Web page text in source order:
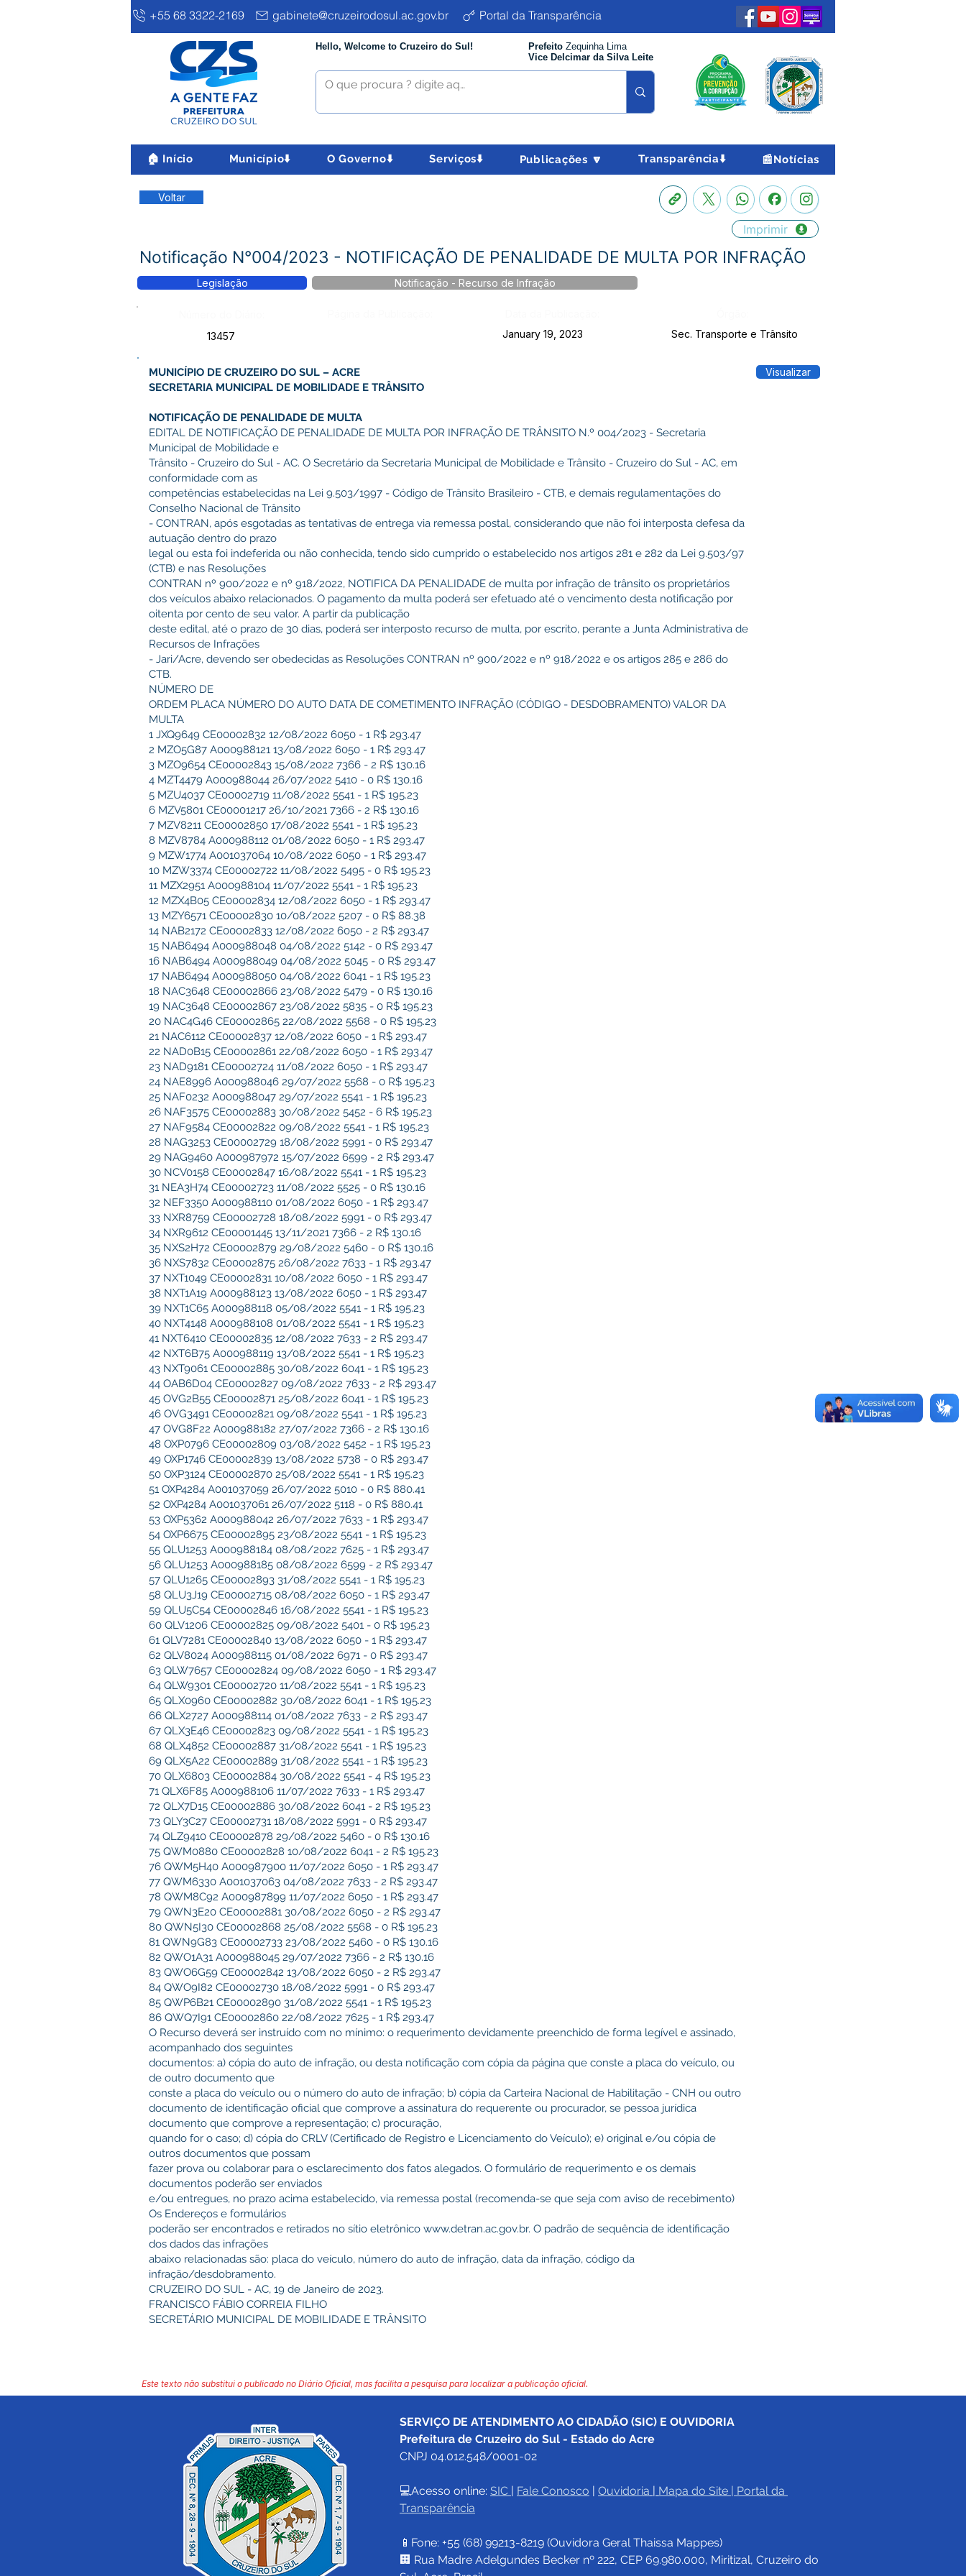
+55 68 3322-2169 gabinete@cruzeirodosul.ac.gov.br Portal da Transparência
Hello, Welcome to Cruzeiro do Sul! Prefeito Zequinha Lima
Vice Delcimar da Silva Leite
🏠 Início Município⬇️ O Governo⬇️ Serviços⬇️ Publicações 🔽 Transparência⬇️ 📰Notícias
Voltar
Imprimir
Notificação N°004/2023 - NOTIFICAÇÃO DE PENALIDADE DE MULTA POR INFRAÇÃO
Legislação Notificação - Recurso de Infração
13457
January 19, 2023 Sec. Transporte e Trânsito
MUNICÍPIO DE CRUZEIRO DO SUL – ACRE
SECRETARIA MUNICIPAL DE MOBILIDADE E TRÂNSITO
NOTIFICAÇÃO DE PENALIDADE DE MULTA
EDITAL DE NOTIFICAÇÃO DE PENALIDADE DE MULTA POR INFRAÇÃO DE TRÂNSITO N.º 004/2023 - Secretaria
Municipal de Mobilidade e
Trânsito - Cruzeiro do Sul - AC. O Secretário da Secretaria Municipal de Mobilidade e Trânsito - Cruzeiro do Sul - AC, em
conformidade com as
competências estabelecidas na Lei 9.503/1997 - Código de Trânsito Brasileiro - CTB, e demais regulamentações do
Conselho Nacional de Trânsito
- CONTRAN, após esgotadas as tentativas de entrega via remessa postal, considerando que não foi interposta defesa da
autuação dentro do prazo
legal ou esta foi indeferida ou não conhecida, tendo sido cumprido o estabelecido nos artigos 281 e 282 da Lei 9.503/97
(CTB) e nas Resoluções
CONTRAN nº 900/2022 e nº 918/2022, NOTIFICA DA PENALIDADE de multa por infração de trânsito os proprietários
dos veículos abaixo relacionados. O pagamento da multa poderá ser efetuado até o vencimento desta notificação por
oitenta por cento de seu valor. A partir da publicação
deste edital, até o prazo de 30 dias, poderá ser interposto recurso de multa, por escrito, perante a Junta Administrativa de
Recursos de Infrações
- Jari/Acre, devendo ser obedecidas as Resoluções CONTRAN nº 900/2022 e nº 918/2022 e os artigos 285 e 286 do
CTB.
NÚMERO DE
ORDEM PLACA NÚMERO DO AUTO DATA DE COMETIMENTO INFRAÇÃO (CÓDIGO - DESDOBRAMENTO) VALOR DA
MULTA
1 JXQ9649 CE00002832 12/08/2022 6050 - 1 R$ 293.47
2 MZO5G87 A000988121 13/08/2022 6050 - 1 R$ 293.47
3 MZO9654 CE00002843 15/08/2022 7366 - 2 R$ 130.16
4 MZT4479 A000988044 26/07/2022 5410 - 0 R$ 130.16
5 MZU4037 CE00002719 11/08/2022 5541 - 1 R$ 195.23
6 MZV5801 CE00001217 26/10/2021 7366 - 2 R$ 130.16
7 MZV8211 CE00002850 17/08/2022 5541 - 1 R$ 195.23
8 MZV8784 A000988112 01/08/2022 6050 - 1 R$ 293.47
9 MZW1774 A001037064 10/08/2022 6050 - 1 R$ 293.47
10 MZW3374 CE00002722 11/08/2022 5495 - 0 R$ 195.23
11 MZX2951 A000988104 11/07/2022 5541 - 1 R$ 195.23
12 MZX4B05 CE00002834 12/08/2022 6050 - 1 R$ 293.47
13 MZY6571 CE00002830 10/08/2022 5207 - 0 R$ 88.38
14 NAB2172 CE00002833 12/08/2022 6050 - 2 R$ 293.47
15 NAB6494 A000988048 04/08/2022 5142 - 0 R$ 293.47
16 NAB6494 A000988049 04/08/2022 5045 - 0 R$ 293.47
17 NAB6494 A000988050 04/08/2022 6041 - 1 R$ 195.23
18 NAC3648 CE00002866 23/08/2022 5479 - 0 R$ 130.16
19 NAC3648 CE00002867 23/08/2022 5835 - 0 R$ 195.23
20 NAC4G46 CE00002865 22/08/2022 5568 - 0 R$ 195.23
21 NAC6112 CE00002837 12/08/2022 6050 - 1 R$ 293.47
22 NAD0B15 CE00002861 22/08/2022 6050 - 1 R$ 293.47
23 NAD9181 CE00002724 11/08/2022 6050 - 1 R$ 293.47
24 NAE8996 A000988046 29/07/2022 5568 - 0 R$ 195.23
25 NAF0232 A000988047 29/07/2022 5541 - 1 R$ 195.23
26 NAF3575 CE00002883 30/08/2022 5452 - 6 R$ 195.23
27 NAF9584 CE00002822 09/08/2022 5541 - 1 R$ 195.23
28 NAG3253 CE00002729 18/08/2022 5991 - 0 R$ 293.47
29 NAG9460 A000987972 15/07/2022 6599 - 2 R$ 293.47
30 NCV0158 CE00002847 16/08/2022 5541 - 1 R$ 195.23
31 NEA3H74 CE00002723 11/08/2022 5525 - 0 R$ 130.16
32 NEF3350 A000988110 01/08/2022 6050 - 1 R$ 293.47
33 NXR8759 CE00002728 18/08/2022 5991 - 0 R$ 293.47
34 NXR9612 CE00001445 13/11/2021 7366 - 2 R$ 130.16
35 NXS2H72 CE00002879 29/08/2022 5460 - 0 R$ 130.16
36 NXS7832 CE00002875 26/08/2022 7633 - 1 R$ 293.47
37 NXT1049 CE00002831 10/08/2022 6050 - 1 R$ 293.47
38 NXT1A19 A000988123 13/08/2022 6050 - 1 R$ 293.47
39 NXT1C65 A000988118 05/08/2022 5541 - 1 R$ 195.23
40 NXT4148 A000988108 01/08/2022 5541 - 1 R$ 195.23
41 NXT6410 CE00002835 12/08/2022 7633 - 2 R$ 293.47
42 NXT6B75 A000988119 13/08/2022 5541 - 1 R$ 195.23
43 NXT9061 CE00002885 30/08/2022 6041 - 1 R$ 195.23
44 OAB6D04 CE00002827 09/08/2022 7633 - 2 R$ 293.47
45 OVG2B55 CE00002871 25/08/2022 6041 - 1 R$ 195.23
46 OVG3491 CE00002821 09/08/2022 5541 - 1 R$ 195.23
47 OVG8F22 A000988182 27/07/2022 7366 - 2 R$ 130.16
48 OXP0796 CE00002809 03/08/2022 5452 - 1 R$ 195.23
49 OXP1746 CE00002839 13/08/2022 5738 - 0 R$ 293.47
50 OXP3124 CE00002870 25/08/2022 5541 - 1 R$ 195.23
51 OXP4284 A001037059 26/07/2022 5010 - 0 R$ 880.41
52 OXP4284 A001037061 26/07/2022 5118 - 0 R$ 880.41
53 OXP5362 A000988042 26/07/2022 7633 - 1 R$ 293.47
54 OXP6675 CE00002895 23/08/2022 5541 - 1 R$ 195.23
55 QLU1253 A000988184 08/08/2022 7625 - 1 R$ 293.47
56 QLU1253 A000988185 08/08/2022 6599 - 2 R$ 293.47
57 QLU1265 CE00002893 31/08/2022 5541 - 1 R$ 195.23
58 QLU3J19 CE00002715 08/08/2022 6050 - 1 R$ 293.47
59 QLU5C54 CE00002846 16/08/2022 5541 - 1 R$ 195.23
60 QLV1206 CE00002825 09/08/2022 5401 - 0 R$ 195.23
61 QLV7281 CE00002840 13/08/2022 6050 - 1 R$ 293.47
62 QLV8024 A000988115 01/08/2022 6971 - 0 R$ 293.47
63 QLW7657 CE00002824 09/08/2022 6050 - 1 R$ 293.47
64 QLW9301 CE00002720 11/08/2022 5541 - 1 R$ 195.23
65 QLX0960 CE00002882 30/08/2022 6041 - 1 R$ 195.23
66 QLX2727 A000988114 01/08/2022 7633 - 2 R$ 293.47
67 QLX3E46 CE00002823 09/08/2022 5541 - 1 R$ 195.23
68 QLX4852 CE00002887 31/08/2022 5541 - 1 R$ 195.23
69 QLX5A22 CE00002889 31/08/2022 5541 - 1 R$ 195.23
70 QLX6803 CE00002884 30/08/2022 5541 - 4 R$ 195.23
71 QLX6F85 A000988106 11/07/2022 7633 - 1 R$ 293.47
72 QLX7D15 CE00002886 30/08/2022 6041 - 2 R$ 195.23
73 QLY3C27 CE00002731 18/08/2022 5991 - 0 R$ 293.47
74 QLZ9410 CE00002878 29/08/2022 5460 - 0 R$ 130.16
75 QWM0880 CE00002828 10/08/2022 6041 - 2 R$ 195.23
76 QWM5H40 A000987900 11/07/2022 6050 - 1 R$ 293.47
77 QWM6330 A001037063 04/08/2022 7633 - 2 R$ 293.47
78 QWM8C92 A000987899 11/07/2022 6050 - 1 R$ 293.47
79 QWN3E20 CE00002881 30/08/2022 6050 - 2 R$ 293.47
80 QWN5I30 CE00002868 25/08/2022 5568 - 0 R$ 195.23
81 QWN9G83 CE00002733 23/08/2022 5460 - 0 R$ 130.16
82 QWO1A31 A000988045 29/07/2022 7366 - 2 R$ 130.16
83 QWO6G59 CE00002842 13/08/2022 6050 - 2 R$ 293.47
84 QWO9I82 CE00002730 18/08/2022 5991 - 0 R$ 293.47
85 QWP6B21 CE00002890 31/08/2022 5541 - 1 R$ 195.23
86 QWQ7I91 CE00002860 22/08/2022 7625 - 1 R$ 293.47
O Recurso deverá ser instruído com no mínimo: o requerimento devidamente preenchido de forma legível e assinado,
acompanhado dos seguintes
documentos: a) cópia do auto de infração, ou desta notificação com cópia da página que conste a placa do veículo, ou
de outro documento que
conste a placa do veículo ou o número do auto de infração; b) cópia da Carteira Nacional de Habilitação - CNH ou outro
documento de identificação oficial que comprove a assinatura do requerente ou procurador, se pessoa jurídica
documento que comprove a representação; c) procuração,
quando for o caso; d) cópia do CRLV (Certificado de Registro e Licenciamento do Veículo); e) original e/ou cópia de
outros documentos que possam
fazer prova ou colaborar para o esclarecimento dos fatos alegados. O formulário de requerimento e os demais
documentos poderão ser enviados
e/ou entregues, no prazo acima estabelecido, via remessa postal (recomenda-se que seja com aviso de recebimento)
Os Endereços e formulários
poderão ser encontrados e retirados no sítio eletrônico www.detran.ac.gov.br. O padrão de sequência de identificação
dos dados das infrações
abaixo relacionadas são: placa do veículo, número do auto de infração, data da infração, código da
infração/desdobramento.
CRUZEIRO DO SUL - AC, 19 de Janeiro de 2023.
FRANCISCO FÁBIO CORREIA FILHO
SECRETÁRIO MUNICIPAL DE MOBILIDADE E TRÂNSITO
Visualizar
Este texto não substitui o publicado no Diário Oficial, mas facilita a pesquisa para localizar a publicação oficial.
SERVIÇO DE ATENDIMENTO AO CIDADÃO (SIC) E OUVIDORIA
Prefeitura de Cruzeiro do Sul - Estado do Acre
CNPJ 04.012.548/0001-02
💻Acesso online: SIC | Fale Conosco | Ouvidoria | Mapa do Site | Portal da
Transparência
📱Fone: +55 (68) 99213-8219 (Ouvidora Geral Thaissa Mappes)
🏢 Rua Madre Adelgundes Becker nº 222, CEP 69.980.000, Miritizal, Cruzeiro do